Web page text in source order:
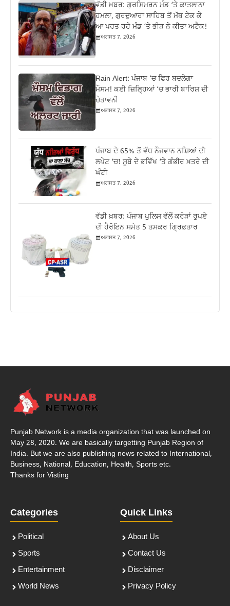
ਵੱਡੀ ਖ਼ਬਰ: ਗੁਰਸਿਮਰਨ ਮੰਡ ‘ਤੇ ਕਾਤਲਾਨਾ
ਹਮਲਾ, ਗੁਰਦੁਆਰਾ ਸਾਹਿਬ ਤੋਂ ਮੱਥ ਟੇਕ ਕੇ
ਆ ਪਰਤ ਰਹੇ ਮੰਡ ‘ਤੇ ਭੀੜ ਨੇ ਕੀਤਾ ਅਟੈਕ!
ਅਗਸਤ 7, 2026
Rain Alert: ਪੰਜਾਬ ‘ਚ ਫਿਰ ਬਦਲੇਗਾ
ਮੌਸਮ! ਕਈ ਜ਼ਿਲ੍ਹਿਆਂ ‘ਚ ਭਾਰੀ ਬਾਰਿਸ਼ ਦੀ
ਚੇਤਾਵਨੀ
ਅਗਸਤ 7, 2026
ਪੰਜਾਬ ਦੇ 65% ਤੋਂ ਵੱਧ ਨੌਜਵਾਨ ਨਸ਼ਿਆਂ ਦੀ
ਲਪੇਟ ‘ਚ! ਸੂਬੇ ਦੇ ਭਵਿੱਖ ‘ਤੇ ਗੰਭੀਰ ਖ਼ਤਰੇ ਦੀ
ਘੰਟੀ
ਅਗਸਤ 7, 2026
ਵੱਡੀ ਖ਼ਬਰ: ਪੰਜਾਬ ਪੁਲਿਸ ਵੱਲੋਂ ਕਰੋੜਾਂ ਰੁਪਏ
ਦੀ ਹੈਰੋਇਨ ਸਮੇਤ 5 ਤਸਕਰ ਗ੍ਰਿਫ਼ਤਾਰ
ਅਗਸਤ 7, 2026
Punjab Network is a media organization that was launched on
May 28, 2020. We are basically targetting Punjab Region of
India. But we are also publishing news related to International,
Business, National, Education, Health, Sports etc.
Thanks for Visting
Categories
Political
Sports
Entertainment
World News
Quick Links
About Us
Contact Us
Disclaimer
Privacy Policy